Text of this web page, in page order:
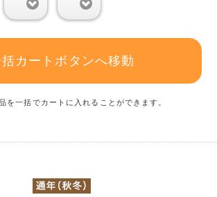
カートボタンへ移動
を一括でカートに入れることができます。